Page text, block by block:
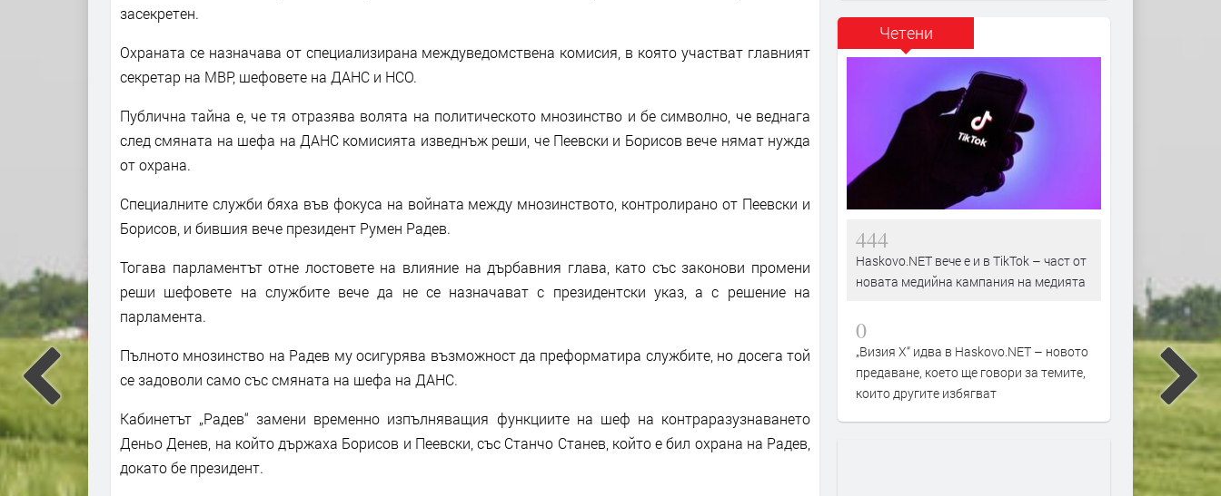
засекретен.
Охраната се назначава от специализирана междуведомствена комисия, в която участват главният
секретар на МВР, шефовете на ДАНС и НСО.
Публична тайна е, че тя отразява волята на политическото мнозинство и бе символно, че веднага
след смяната на шефа на ДАНС комисията изведнъж реши, че Пеевски и Борисов вече нямат нужда
от охрана.
Специалните служби бяха във фокуса на войната между мнозинството, контролирано от Пеевски и
Борисов, и бившия вече президент Румен Радев.
Тогава парламентът отне лостовете на влияние на дърбавния глава, като със законови промени
реши шефовете на службите вече да не се назначават с президентски указ, а с решение на
парламента.
Пълното мнозинство на Радев му осигурява възможност да преформатира службите, но досега той
се задоволи само със смяната на шефа на ДАНС.
Кабинетът „Радев“ замени временно изпълняващия функциите на шеф на контраразузнаването
Деньо Денев, на който държаха Борисов и Пеевски, със Станчо Станев, който е бил охрана на Радев,
докато бе президент.
Четени
444
Haskovo.NET вече е и в TikTok – част от
новата медийна кампания на медията
0
„Визия Х“ идва в Haskovo.NET – новото
предаване, което ще говори за темите,
които другите избягват